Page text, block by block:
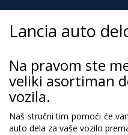
Lancia auto
Na pravom ste
veliki asortiman
vozila.
Naš stručni tim pomoći će
auto dela za vaše vozilo